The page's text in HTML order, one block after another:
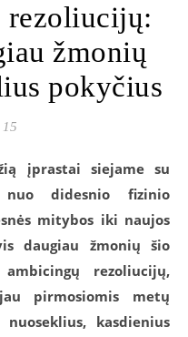
rezoliucijų:
žmonių
pokyčius
įprastai siejame su
didesnio fizinio
mitybos iki naujos
daugiau žmonių šio
rezoliucijų,
pirmosiomis metų
kasdienius